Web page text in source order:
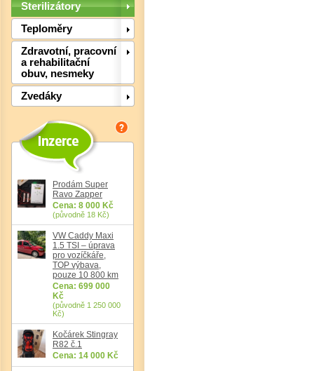
Sterilizátory
Teploměry
Zdravotní, pracovní
a rehabilitační
obuv, nesmeky
Zvedáky
Prodám Super
Ravo Zapper
Cena: 8 000 Kč
(původně 18 Kč)
VW Caddy Maxi
1.5 TSI – úprava
pro vozíčkáře,
TOP výbava,
pouze 10 800 km
Cena: 699 000
Kč
(původně 1 250 000
Kč)
Kočárek Stingray
R82 č.1
Cena: 14 000 Kč